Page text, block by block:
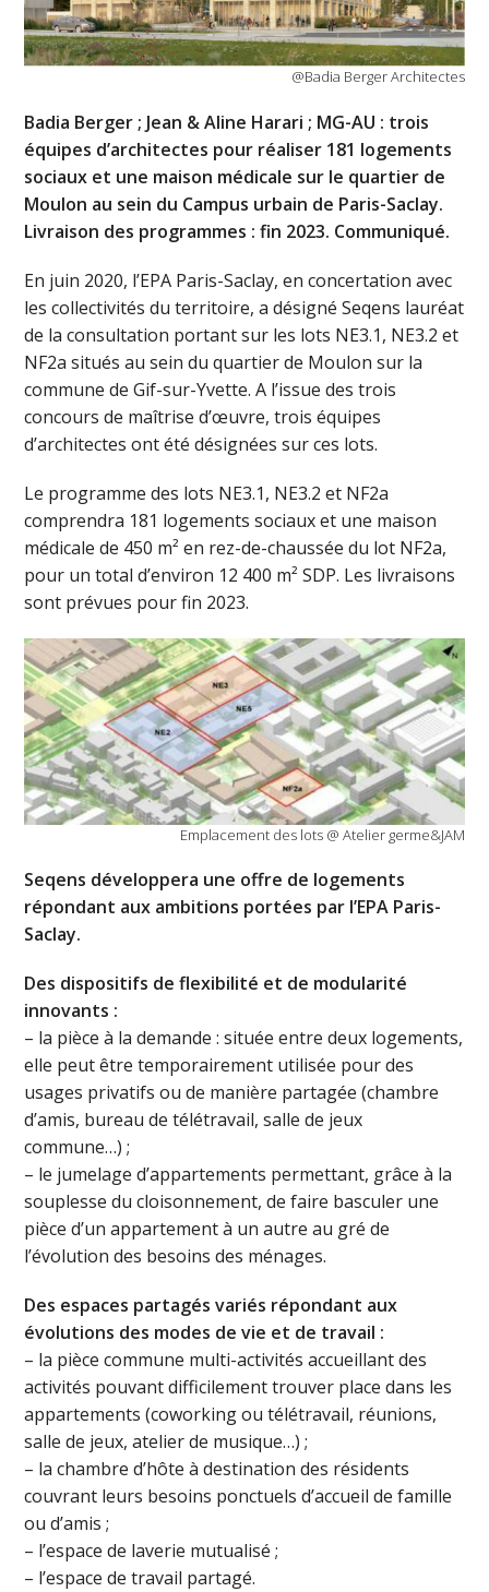
@Badia Berger Architectes
Badia Berger ; Jean & Aline Harari ; MG-AU : trois
équipes d’architectes pour réaliser 181 logements
sociaux et une maison médicale sur le quartier de
Moulon au sein du Campus urbain de Paris-Saclay.
Livraison des programmes : fin 2023. Communiqué.
En juin 2020, l’EPA Paris-Saclay, en concertation avec
les collectivités du territoire, a désigné Seqens lauréat
de la consultation portant sur les lots NE3.1, NE3.2 et
NF2a situés au sein du quartier de Moulon sur la
commune de Gif-sur-Yvette. A l’issue des trois
concours de maîtrise d’œuvre, trois équipes
d’architectes ont été désignées sur ces lots.
Le programme des lots NE3.1, NE3.2 et NF2a
comprendra 181 logements sociaux et une maison
médicale de 450 m² en rez-de-chaussée du lot NF2a,
pour un total d’environ 12 400 m² SDP. Les livraisons
sont prévues pour fin 2023.
Emplacement des lots @ Atelier germe&JAM
Seqens développera une offre de logements
répondant aux ambitions portées par l’EPA Paris-
Saclay.
Des dispositifs de flexibilité et de modularité
innovants :
– la pièce à la demande : située entre deux logements,
elle peut être temporairement utilisée pour des
usages privatifs ou de manière partagée (chambre
d’amis, bureau de télétravail, salle de jeux
commune…) ;
– le jumelage d’appartements permettant, grâce à la
souplesse du cloisonnement, de faire basculer une
pièce d’un appartement à un autre au gré de
l’évolution des besoins des ménages.
Des espaces partagés variés répondant aux
évolutions des modes de vie et de travail :
– la pièce commune multi-activités accueillant des
activités pouvant difficilement trouver place dans les
appartements (coworking ou télétravail, réunions,
salle de jeux, atelier de musique…) ;
– la chambre d’hôte à destination des résidents
couvrant leurs besoins ponctuels d’accueil de famille
ou d’amis ;
– l’espace de laverie mutualisé ;
– l’espace de travail partagé.